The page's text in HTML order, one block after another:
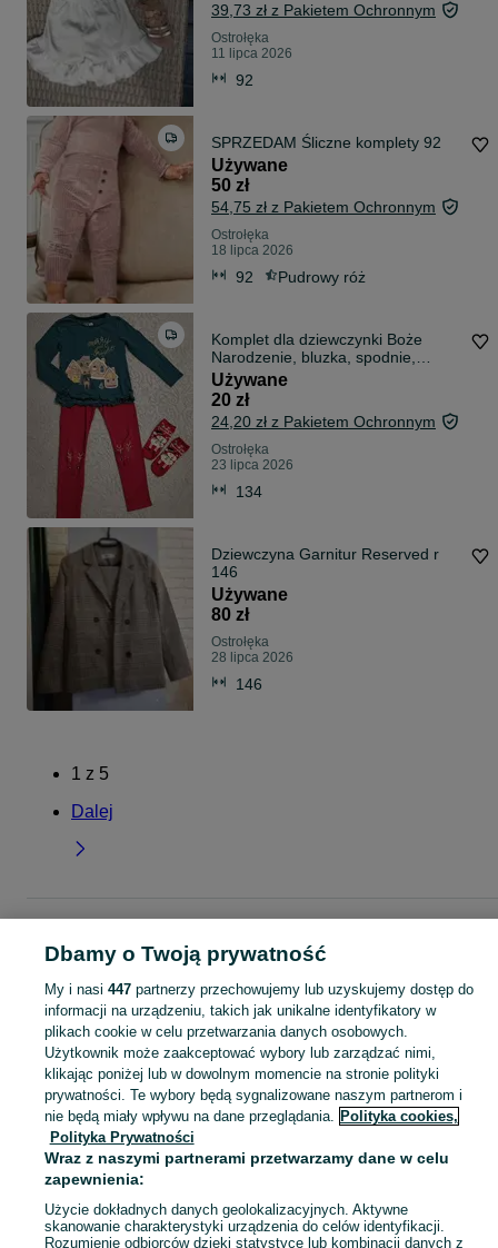
39,73 zł z Pakietem Ochronnym
Ostrołęka
11 lipca 2026
92
SPRZEDAM Śliczne komplety 92
Używane
50 zł
54,75 zł z Pakietem Ochronnym
Ostrołęka
18 lipca 2026
92 Pudrowy róż
Komplet dla dziewczynki Boże
Narodzenie, bluzka, spodnie,
skarpety
Używane
20 zł
24,20 zł z Pakietem Ochronnym
Ostrołęka
23 lipca 2026
134
Dziewczyna Garnitur Reserved r
146
Używane
80 zł
Ostrołęka
28 lipca 2026
146
1 z 5
Dalej
Mazowieckie
Komplety - Ostrołęka
KATEGORIA
garnitur dla dziewczynki,spodnie dzwony dla dziewczynki,strój Zobacz
Mapa kategorii
Mapa miejscowości
Mapa ministron
Popularne wyszukiwania
Dbamy o Twoją prywatność
My i nasi 447partnerzy przechowujemy lub uzyskujemy dostęp do
informacji na urządzeniu, takich jak unikalne identyfikatory w
plikach cookie w celu przetwarzania danych osobowych.
Użytkownik może zaakceptować wybory lub zarządzać nimi,
klikając poniżej lub w dowolnym momencie na stronie polityki
prywatności. Te wybory będą sygnalizowane naszym partnerom i
nie będą miały wpływu na dane przeglądania. Polityka cookies,
Polityka Prywatności
Wraz z naszymi partnerami przetwarzamy dane w celu
zapewnienia:
Użycie dokładnych danych geolokalizacyjnych. Aktywne
skanowanie charakterystyki urządzenia do celów identyfikacji.
Rozumienie odbiorców dzięki statystyce lub kombinacji danych z